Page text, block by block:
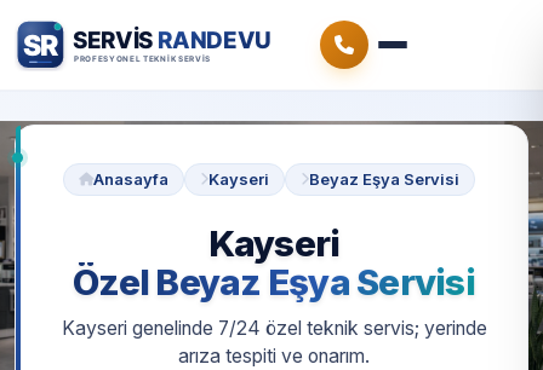
Anasayfa Kayseri Beyaz Eşya Servisi
Kayseri
Özel Beyaz Eşya Servisi
Kayseri genelinde 7/24 özel teknik servis; yerinde
arıza tespiti ve onarım.